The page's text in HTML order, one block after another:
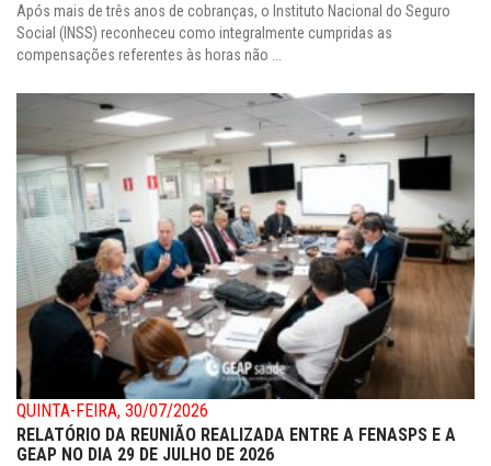
Após mais de três anos de cobranças, o Instituto Nacional do Seguro
Social (INSS) reconheceu como integralmente cumpridas as
compensações referentes às horas não ...
QUINTA-FEIRA, 30/07/2026
RELATÓRIO DA REUNIÃO REALIZADA ENTRE A FENASPS E A
GEAP NO DIA 29 DE JULHO DE 2026